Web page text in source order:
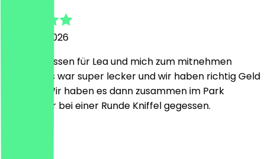
1. August 2026
Ich habe Essen für Lea und mich zum mitnehmen
bestellt. Es war super lecker und wir haben richtig Geld
gespart. Wir haben es dann zusammen im Park
gegenüber bei einer Runde Kniffel gegessen.